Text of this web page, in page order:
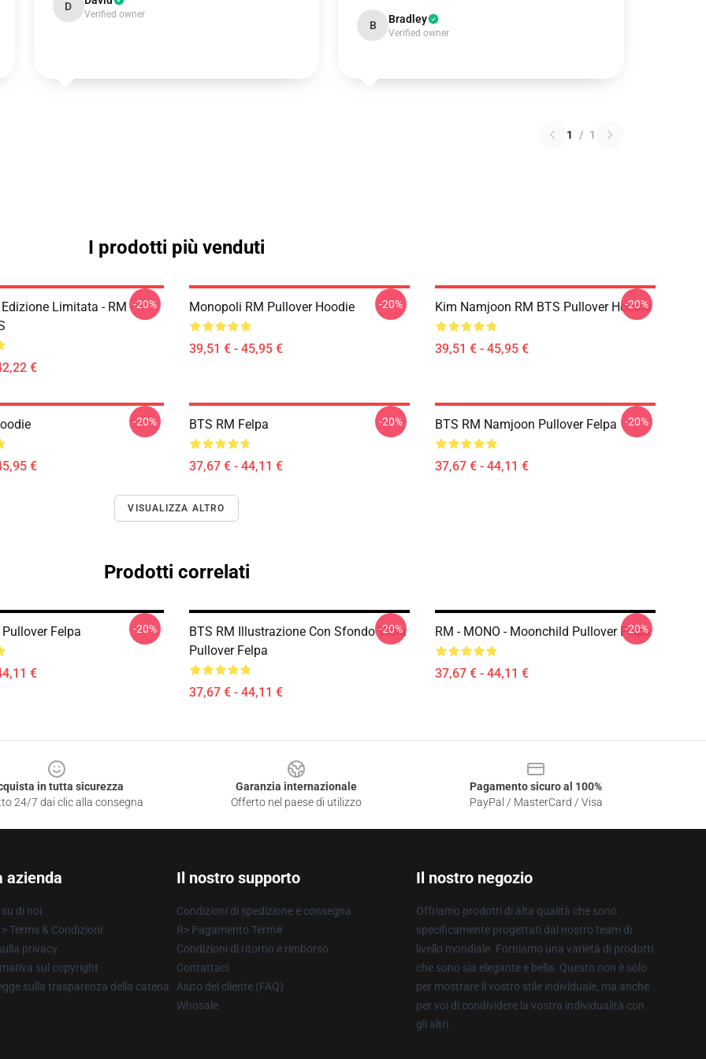
D
Verified owner
B Bradley
Verified owner
1 / 1
I prodotti più venduti
Limitata - RM -
€
-20% Monopoli RM Pullover Hoodie
39,51 € - 45,95 €
-20% Kim Namjoon RM BTS Pullover Hoodie
39,51 € - 45,95 €
-20%
€
-20% BTS RM Felpa
37,67 € - 44,11 €
-20% BTS RM Namjoon Pullover Felpa
37,67 € - 44,11 €
-20%
VISUALIZZA ALTRO
Prodotti correlati
Felpa
€
-20%
BTS RM Illustrazione Con Sfondo Viola
Pullover Felpa
37,67 € - 44,11 €
-20% RM - MONO - Moonchild Pullover Felpa
37,67 € - 44,11 €
-20%
in tutta sicurezza
24/7 dai clic alla consegna
Garanzia internazionale
Offerto nel paese di utilizzo
Pagamento sicuro al 100%
PayPal / MasterCard / Visa
azienda
di noi
Terms & Condizioni
privacy
sul copyright
sulla trasparenza della catena
Il nostro supporto
Condizioni di spedizione e consegna
R> Pagamento Term#
Condizioni di ritorno e rimborso
Contattaci
Aiuto del cliente (FAQ)
Whosale
Il nostro negozio
Offriamo prodotti di alta qualità che sono
specificamente progettati dal nostro team di
livello mondiale. Forniamo una varietà di prodotti
che sono sia elegante e bella. Questo non è solo
per mostrare il vostro stile individuale, ma anche
per voi di condividere la vostra individualità con
gli altri.